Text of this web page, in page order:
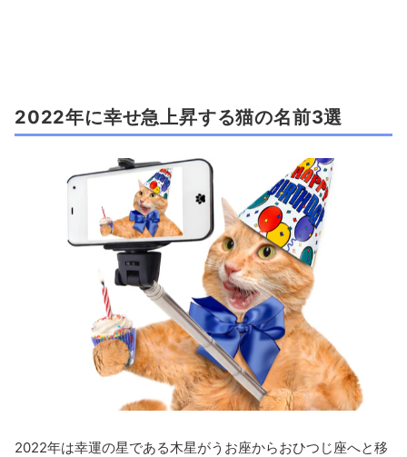
2022年に幸せ急上昇する猫の名前3選
2022年は幸運の星である木星がうお座からおひつじ座へと移